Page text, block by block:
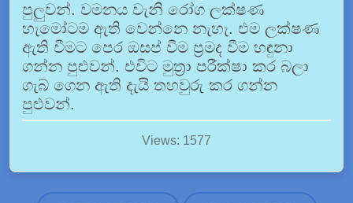
පුලුවන්. වමනය වැනි රෝග ලක්ෂණ
හැමෝටම ඇති වෙන්නෙ නැහැ. එම ලක්ෂණ
ඇති වීමට පෙර ඔසප් වීම ප්‍රමද වීම හඳුනා
ගන්න පුළුවන්. එවිට මුත්‍රා පරීක්ෂා කර බලා
ගැබ් ගෙන ඇති දැයි තහවුරු කර ගන්න
පුළුවන්.
Views: 1577